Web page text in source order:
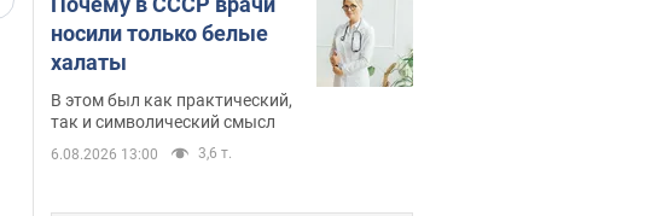
носили только белые
халаты
В этом был как практический,
так и символический смысл
6.08.2026 13:00 3,6 т.